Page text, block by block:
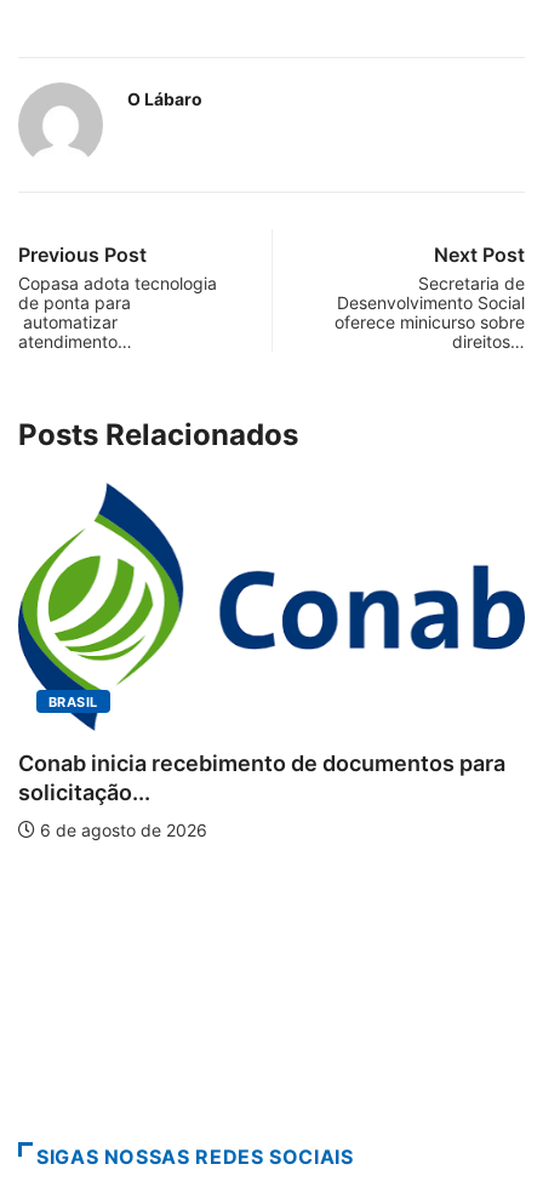
O Lábaro
Previous Post
Copasa adota tecnologia
de ponta para
automatizar
atendimento…
Next Post
Secretaria de
Desenvolvimento Social
oferece minicurso sobre
direitos…
Posts Relacionados
recebimento de documentos para
de 2026
SIGAS NOSSAS REDES SOCIAIS